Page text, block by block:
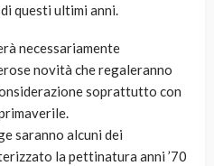
questi ultimi anni.
necessariamente
novità che regaleranno
soprattutto con
saranno alcuni dei
la pettinatura anni ’70